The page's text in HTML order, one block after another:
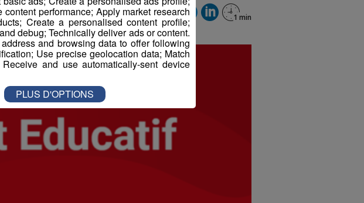
performance; Apply market research
Create a personalised content profile;
debug; Technically deliver ads or content.
and browsing data to offer following
Use precise geolocation data; Match
and use automatically-sent device
PLUS D'OPTIONS